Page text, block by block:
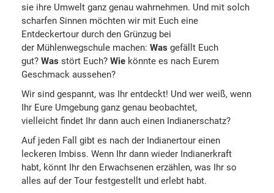
sie ihre Umwelt ganz genau wahrnehmen. Und mit solch
scharfen Sinnen möchten wir mit Euch eine
Entdeckertour durch den Grünzug bei
der Mühlenwegschule machen: Was gefällt Euch
gut? Was stört Euch? Wie könnte es nach Eurem
Geschmack aussehen?
Wir sind gespannt, was Ihr entdeckt! Und wer weiß, wenn
Ihr Eure Umgebung ganz genau beobachtet,
vielleicht findet Ihr dann auch einen Indianerschatz?
Auf jeden Fall gibt es nach der Indianertour einen
leckeren Imbiss. Wenn Ihr dann wieder Indianerkraft
habt, könnt Ihr den Erwachsenen erzählen, was Ihr so
alles auf der Tour festgestellt und erlebt habt.